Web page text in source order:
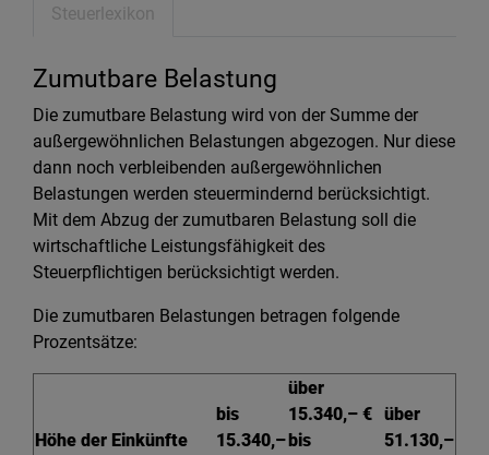
Steuerlexikon
Zumutbare Belastung
Die zumutbare Belastung wird von der Summe der
außergewöhnlichen Belastungen abgezogen. Nur diese
dann noch verbleibenden außergewöhnlichen
Belastungen werden steuermindernd berücksichtigt.
Mit dem Abzug der zumutbaren Belastung soll die
wirtschaftliche Leistungsfähigkeit des
Steuerpflichtigen berücksichtigt werden.
Die zumutbaren Belastungen betragen folgende
Prozentsätze:
Höhe der Einkünfte
bis
15.340,–
über
15.340,– €
bis
über
51.130,–